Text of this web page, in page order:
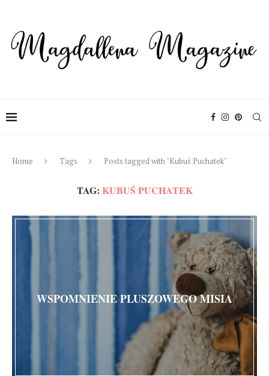
Home Tags Posts tagged with "Kubuś Puchatek"
TAG: KUBUŚ PUCHATEK
WSPOMNIENIE PLUSZOWEGO MISIA